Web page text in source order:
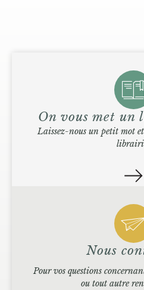
On vous met un
Laissez-nous un petit mot
Nous
Pour vos questions
ou tout autre